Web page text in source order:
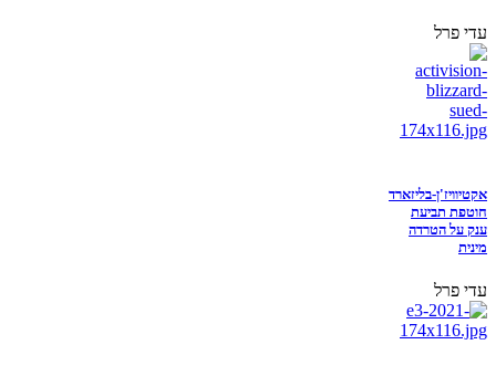
עדי פרל
אקטיוויז'ן-בליזארד
חוטפת תביעת
ענק על הטרדה
מינית
עדי פרל